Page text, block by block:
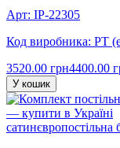
Арт: IP-22305
Код виробника: PT
3520.00 грн4400.00
У кошик
сатинєвропостільна